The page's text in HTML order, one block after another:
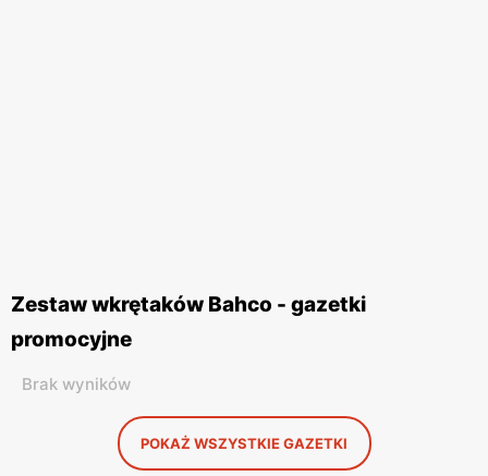
Zestaw wkrętaków Bahco - gazetki
promocyjne
Brak wyników
POKAŻ WSZYSTKIE GAZETKI